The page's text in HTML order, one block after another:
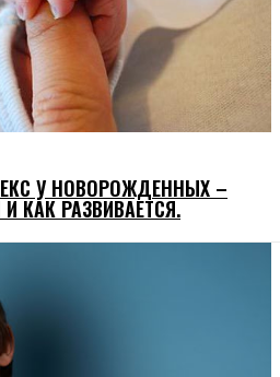
У НОВОРОЖДЕННЫХ –
КАК РАЗВИВАЕТСЯ.